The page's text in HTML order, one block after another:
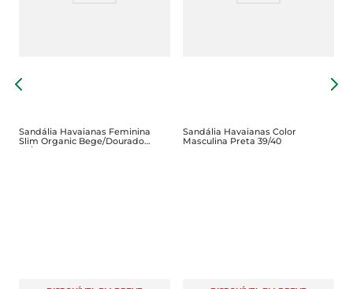
Sandália Havaianas Feminina
Slim Organic Bege/Dourado
39/40
Sandália Havaianas Color
Masculina Preta 39/40